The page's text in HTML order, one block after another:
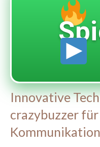
Innovative
crazybuzzer